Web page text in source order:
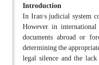
Introduction
In Iran’s judicial system,
However, in
documents abroad or
determining the
legal silence and the